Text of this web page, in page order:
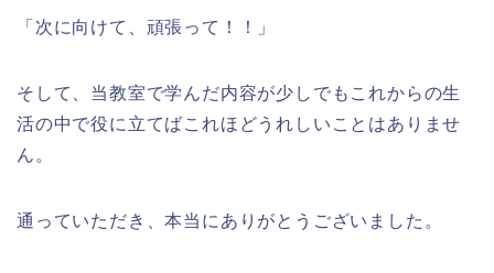
「次に向けて、頑張って！！」
そして、当教室で学んだ内容が少しでもこれからの生
活の中で役に立てばこれほどうれしいことはありませ
ん。
通っていただき、本当にありがとうございました。